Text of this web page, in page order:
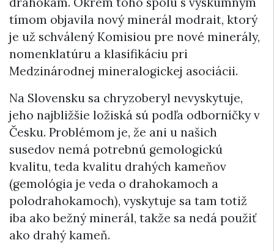
tímom objavila nový minerál modrait, ktorý
je už schválený Komisiou pre nové minerály,
nomenklatúru a klasifikáciu pri
Medzinárodnej mineralogickej asociácii.
Na Slovensku sa chryzoberyl nevyskytuje,
jeho najbližšie ložiská sú podľa odborníčky v
Česku. Problémom je, že ani u našich
susedov nemá potrebnú gemologickú
kvalitu, teda kvalitu drahých kameňov
(gemológia je veda o drahokamoch a
polodrahokamoch), vyskytuje sa tam totiž
iba ako bežný minerál, takže sa nedá použiť
ako drahý kameň.